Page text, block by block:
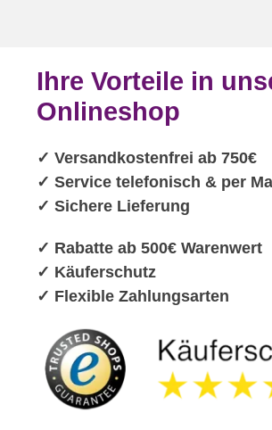
Ihre Vorteile in
Onlineshop
✓ Versandkostenfrei ab 750€
✓ Service telefonisch & per
✓ Sichere Lieferung
✓ Rabatte ab 500€ Warenwert
✓ Käuferschutz
✓ Flexible Zahlungsarten